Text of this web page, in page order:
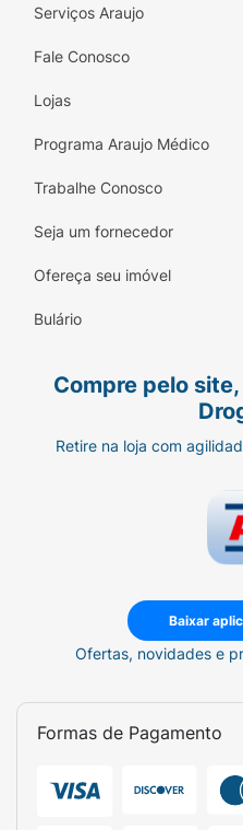
Marca:Wahl Home
Com
Serviços Araujo
Fale Conosco
Lojas
Programa Araujo Médico
Trabalhe Conosco
Seja um fornecedor
Ofereça seu imóvel
Bulário
Compre pelo
Retire na loja com
Baixar
Ofertas, novidades e
Formas de Pagamento